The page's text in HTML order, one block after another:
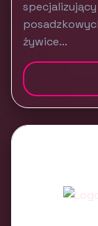
żywice...